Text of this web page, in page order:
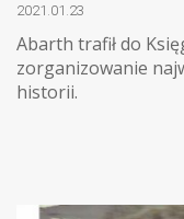
2021.01.23
Abarth trafił do
zorganizowanie
historii.